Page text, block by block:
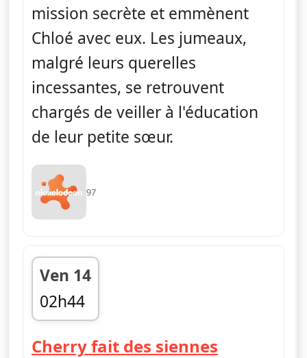
mission secrète et emmènent
Chloé avec eux. Les jumeaux,
malgré leurs querelles
incessantes, se retrouvent
chargés de veiller à l'éducation
de leur petite sœur.
97
Ven 14
02h44
fin 03h08
Cherry fait des siennes